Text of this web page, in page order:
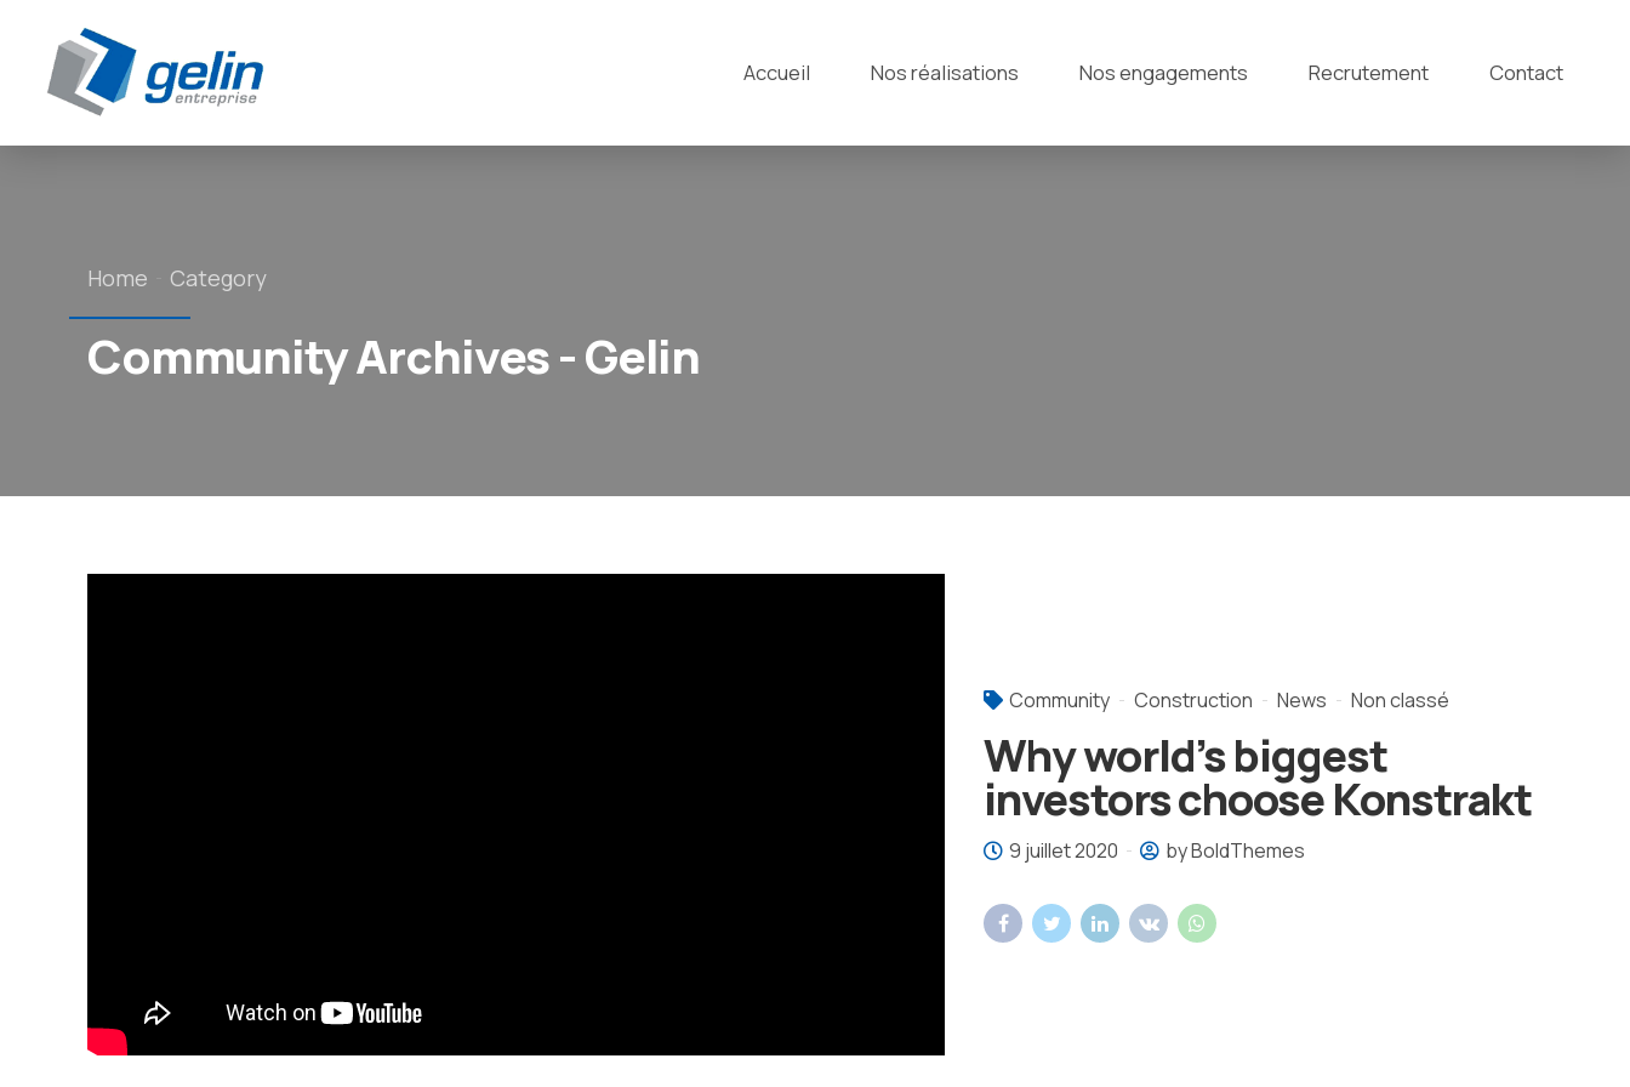
Accueil Nos réalisations Nos engagements Recrutement Contact
Home Category
Community Archives - Gelin
Community Construction News Non classé
Why world’s biggest
investors choose Konstrakt
9 juillet 2020 by BoldThemes